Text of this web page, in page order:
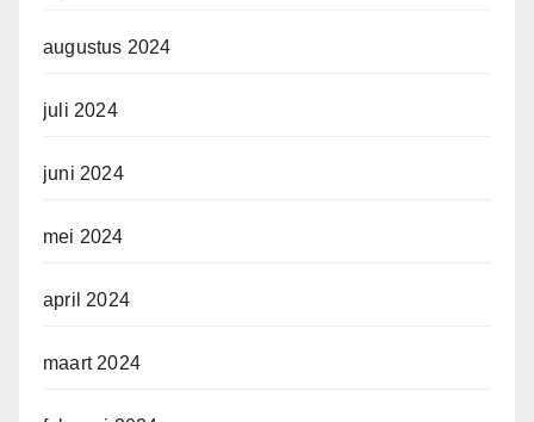
augustus 2024
juli 2024
juni 2024
mei 2024
april 2024
maart 2024